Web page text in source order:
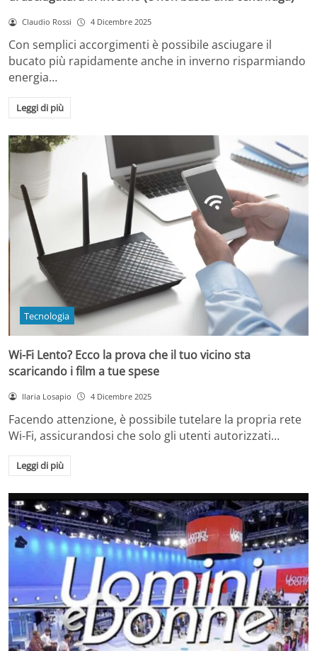
Claudio Rossi 4 Dicembre 2025
Con semplici accorgimenti è possibile asciugare il
bucato più rapidamente anche in inverno risparmiando
energia…
Leggi di più
Tecnologia
Wi-Fi Lento? Ecco la prova che il tuo vicino sta
scaricando i film a tue spese
Ilaria Losapio 4 Dicembre 2025
Facendo attenzione, è possibile tutelare la propria rete
Wi-Fi, assicurandosi che solo gli utenti autorizzati…
Leggi di più